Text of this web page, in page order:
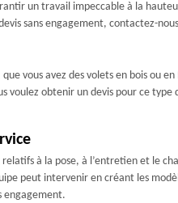
un travail impeccable à la
sans engagement, contactez-
vous avez des volets en bois ou
obtenir un devis pour ce type
à la pose, à l’entretien et le
peut intervenir en créant les
engagement.